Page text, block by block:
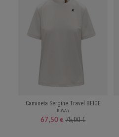
Camiseta Sergine Travel BEIGE
K-WAY
67,50 € 75,00 €